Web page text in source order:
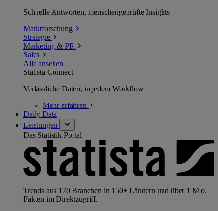
Schnelle Antworten, menschengeprüfte Insights
Marktforschung
Strategie
Marketing & PR
Sales
Alle ansehen
Statista Connect
Verlässliche Daten, in jedem Workflow
Mehrerfahren
Daily Data
Leistungen
Das Statistik Portal
Trends aus 170 Branchen in 150+ Ländern und über 1 Mio.
Fakten im Direktzugriff.